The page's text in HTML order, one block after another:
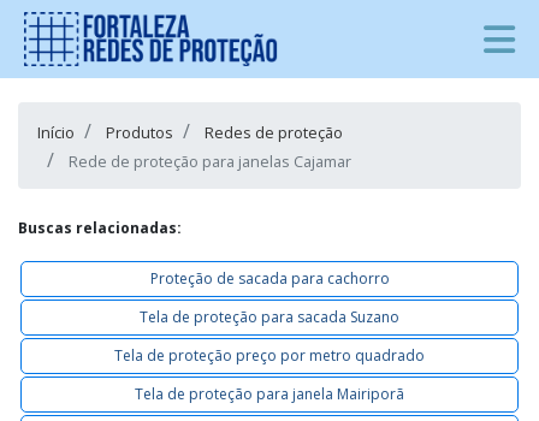
Início Produtos
Redes de proteção
Rede de proteção para janelas Cajamar
Buscas relacionadas:
Proteção de sacada para cachorro
Tela de proteção para sacada Suzano
Tela de proteção preço por metro quadrado
Tela de proteção para janela Mairiporã